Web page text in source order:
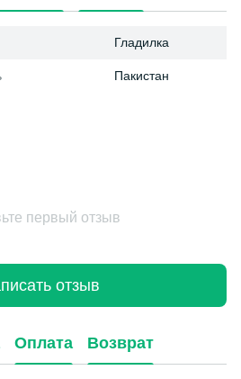
Гладилка
Пакистан
первый отзыв
отзыв
Оплата Возврат